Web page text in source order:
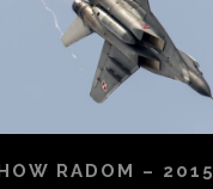
RADOM – 2015